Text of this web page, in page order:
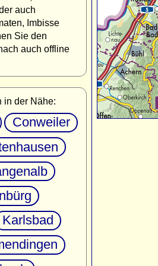
auch
Imbisse
Sie den
auch offline
in der Nähe:
Conweiler
Karlsbad